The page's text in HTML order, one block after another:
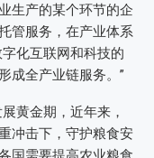
生产的某个环节的企
管服务，在产业体系
化互联网和科技的
成全产业链服务。”
黄金期，近年来，
冲击下，守护粮食安